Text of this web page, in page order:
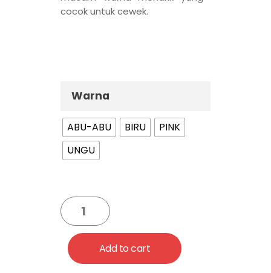
cocok untuk cewek.
Warna
ABU-ABU BIRU
PINK
UNGU
Add to cart